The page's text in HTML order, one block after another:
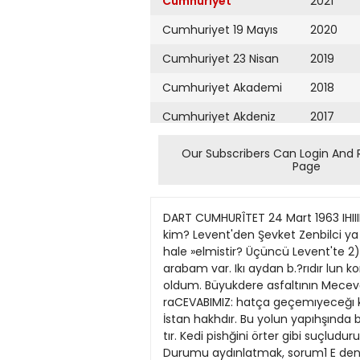
Cumhuriyet 19 Mayıs
Cumhuriyet 23 Nisan
Cumhuriyet Akademi
Cumhuriyet Akdeniz
Cumhuriyet Alışveriş
Cumhuriyet Ankara
Cumhuriyet Büyük
Taaruz
Cumhuriyet
Cumartesi
Cumhuriyet Çevre
2020
2019
2018
2017
2016
2015
2013
2012
2011
2010
2009
Our Subscribers Can Login And
Page
DART CUMHURÎTET 24 Mart 1963 IHIIIIIIIIMIIU )t:'iııııııiııııııııııııııııııııııııııi!iııııııııııııııımııııııi!iiiiııııııııııııııııııı ıımııııııııııııiMiımııııııııııııııııııııııııııııııııııuııı Bıınıııt sorumlusu kim? Levent'den Şevket Zenbilci ya tandaş olarak ilgilılerden »oruyorum: 1) Bu yol, bu kadur kı»» bir ııjor: oturu^orurh. zamanda neden bu hale »elmistir? Üçüncü Levent'te 2) Hangi tarihte, hangi müteahhit Borç, harç tedank eHiğıia tarafmdan yapılmıştır? 3) Bu yobir arabam var. Ikı aydan b.?rıdır lun kontrol mimarı, yahut kontrol arabamla 'j yerıme âdeta gıdemez mühendisi kimdi? İlgililerin buna oldum. Büyukdere asfaltının Mecevap vermesini ısrarla bekliyocidıyekoyden Dordüncü Levende rum. kadar olan kısmı, vasıtaların raCEVABIMIZ: hatça geçemıyeceğı kadar bozulmuştur. Bu yol vapıîalı. anc;tk 45 Okurumuz yerden jöğe kadar yıl oluyor. Buna karşılık, İstan hakhdır. Bu yolun yapıhşında babulda 20 yıl once .vapıltmş ne as zı bıt yenıkleri olduğu mııhakkakfait yollar var ki. hâlâ demir gıbi tır. Kedi pishğini örter gibi suçluduruyor. Buyükdere asfaltının bu ları saklamakta hiç bir faıde yok E kadar kısa bir zamanda. korkunç tur. Durumu aydınlatmak, sorum1 E denılecek kadar boyie bozulması luları gun ışığına çıkarmak lâzımiçın, yol inpaatı ıçın gereulı en il dır. kel şartlara bile rıayet ertılrned.ği, işın içinde geniş ölçude sııu'tımalEmekli Sandığı Genel ler oiduğu, bu suiistimallere beieMüdürlüğüne teşekkür diyece, gerekli kontrol yapılmamakla goz 3'umuiduEu apaç;k bir ederiz hakikattir. Vergi bdiyen bir va7 Mart 1963 tanhli gazetemizin «Okurlarla Başbasa» sütununda yayımlanan ve 6 av uzatılan emek 8 9 lilik borçlanma «üresinden faydalanıp faydalanamıyacağmı öSrenmek istiyen Kozlu'daki bir okuru İ muzun mektubu ile ilgili olarak. ! E Emekli Sandıgı Genel Müdürlü|E ğünden aşağıdaki açıklayıcı yazı alınmıştır: «Sütununuzda vayımlanan mektup üzerine, adı geçene gönderilen izahlı mektubumuzun bir örneji üişikte takdim edilmiştir Stndığımız çalıjmalanna ait izah larda bulunabilmemize imkân veren bu gibi nesriyatınızı büyük E SOLDAK İAĞA: bir alâka ve memnuniyetle karsı1 E 1 Irakta «on ihtilill y*p»nlann ladığımızı tebarüz ettirirken. mek baştnda bulunan Albay Artf in kendlslne uygun gördüjil askert unv»n. tubun altındaki cevabınıza her za E 3 Batı Anadolu kabadayılan (ço man için liyakat kesbetme gayre1 = emin bulu'E ful). bir harfln okunuşu. 3 B« tinde bulunacajfımıza vük v« toptan ajıçvert? jıpm« mes nulmasını bilhassa rica ederiz.» ' E HAFT/YîiîN SMAtARI Esrâ üvey